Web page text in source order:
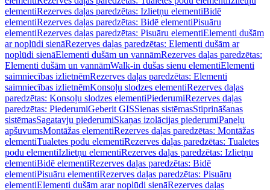
elementiRezerves daļas paredzētas: Izlietņu elementiBidē
elementiRezerves daļas paredzētas: Bidē elementiPisuāru
elementiRezerves daļas paredzētas: Pisuāru elementiElementi dušām
ar noplūdi sienāRezerves daļas paredzētas: Elementi dušām ar
noplūdi sienāElementi dušām un vannāmRezerves daļas paredzētas:
Elementi dušām un vannāmWalk-in dušas sienu elementiElementi
saimniecības izlietnēmRezerves daļas paredzētas: Elementi
saimniecības izlietnēmKonsoļu slodzes elementiRezerves daļas
paredzētas: Konsoļu slodzes elementiPiederumiRezerves daļas
paredzētas: PiederumiGeberit GISSienas sistēmasStiprināšanas
sistēmasSagatavju piederumiSkaņas izolācijas piederumiPaneļu
apšuvumsMontāžas elementiRezerves daļas paredzētas: Montāžas
elementiTualetes podu elementiRezerves daļas paredzētas: Tualetes
podu elementiIzlietņu elementiRezerves daļas paredzētas: Izlietņu
elementiBidē elementiRezerves daļas paredzētas: Bidē
elementiPisuāru elementiRezerves daļas paredzētas: Pisuāru
elementiElementi dušām arar noplūdi sienāRezerves daļas